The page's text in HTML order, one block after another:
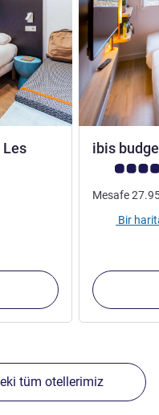
Les
ibis
Avis
Mesafe
Bir
tüm otellerimiz